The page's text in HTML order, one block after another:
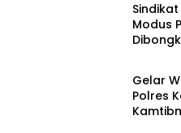
Modus
dari
BERITA
Gelar
Polres